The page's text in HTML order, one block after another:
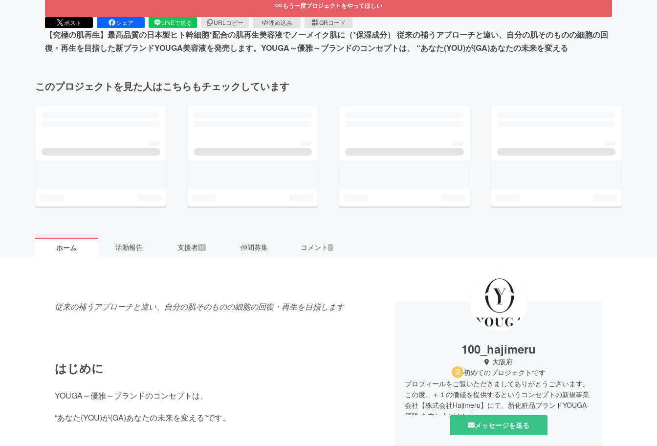
もう一度プロジェクトをやってほしい
ポスト シェア LINEで送る URLコピー 埋め込み QRコード
【究極の肌再生】最高品質の日本製ヒト幹細胞*配合の肌再生美容液でノーメイク肌に（*保湿成分） 従来の補うアプローチと違い、自分の肌そのものの細胞の回
復・再生を目指した新ブランドYOUGA美容液を発売します。YOUGA～優雅～ブランドのコンセプトは、 “あなた(YOU)が(GA)あなたの未来を変える
このプロジェクトを見た人はこちらもチェックしています
ホーム 活動報告 支援者 10 仲間募集 コメント 2
従来の補うアプローチと違い、自分の肌そのものの細胞の回復・再生を目指します
はじめに
YOUGA～優雅～ブランドのコンセプトは、
“あなた(YOU)が(GA)あなたの未来を変える”です。
100_hajimeru
大阪府
初めてのプロジェクトです
プロフィールをご覧いただきましてありがとうございます。
この度、＋１の価値を提供するというコンセプトの新規事業
会社【株式会社Hajimeru】にて、新化粧品ブランドYOUGA-
優雅-を立ち上げました。
メッセージを送る